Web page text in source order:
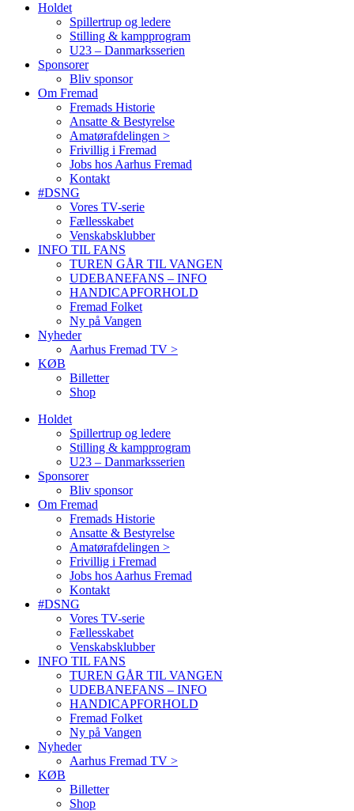
Holdet
Spillertrup og ledere
Stilling & kampprogram
U23 – Danmarksserien
Sponsorer
Bliv sponsor
Om Fremad
Fremads Historie
Ansatte & Bestyrelse
Amatørafdelingen >
Frivillig i Fremad
Jobs hos Aarhus Fremad
Kontakt
#DSNG
Vores TV-serie
Fællesskabet
Venskabsklubber
INFO TIL FANS
TUREN GÅR TIL VANGEN
UDEBANEFANS – INFO
HANDICAPFORHOLD
Fremad Folket
Ny på Vangen
Nyheder
Aarhus Fremad TV >
KØB
Billetter
Shop
Holdet
Spillertrup og ledere
Stilling & kampprogram
U23 – Danmarksserien
Sponsorer
Bliv sponsor
Om Fremad
Fremads Historie
Ansatte & Bestyrelse
Amatørafdelingen >
Frivillig i Fremad
Jobs hos Aarhus Fremad
Kontakt
#DSNG
Vores TV-serie
Fællesskabet
Venskabsklubber
INFO TIL FANS
TUREN GÅR TIL VANGEN
UDEBANEFANS – INFO
HANDICAPFORHOLD
Fremad Folket
Ny på Vangen
Nyheder
Aarhus Fremad TV >
KØB
Billetter
Shop